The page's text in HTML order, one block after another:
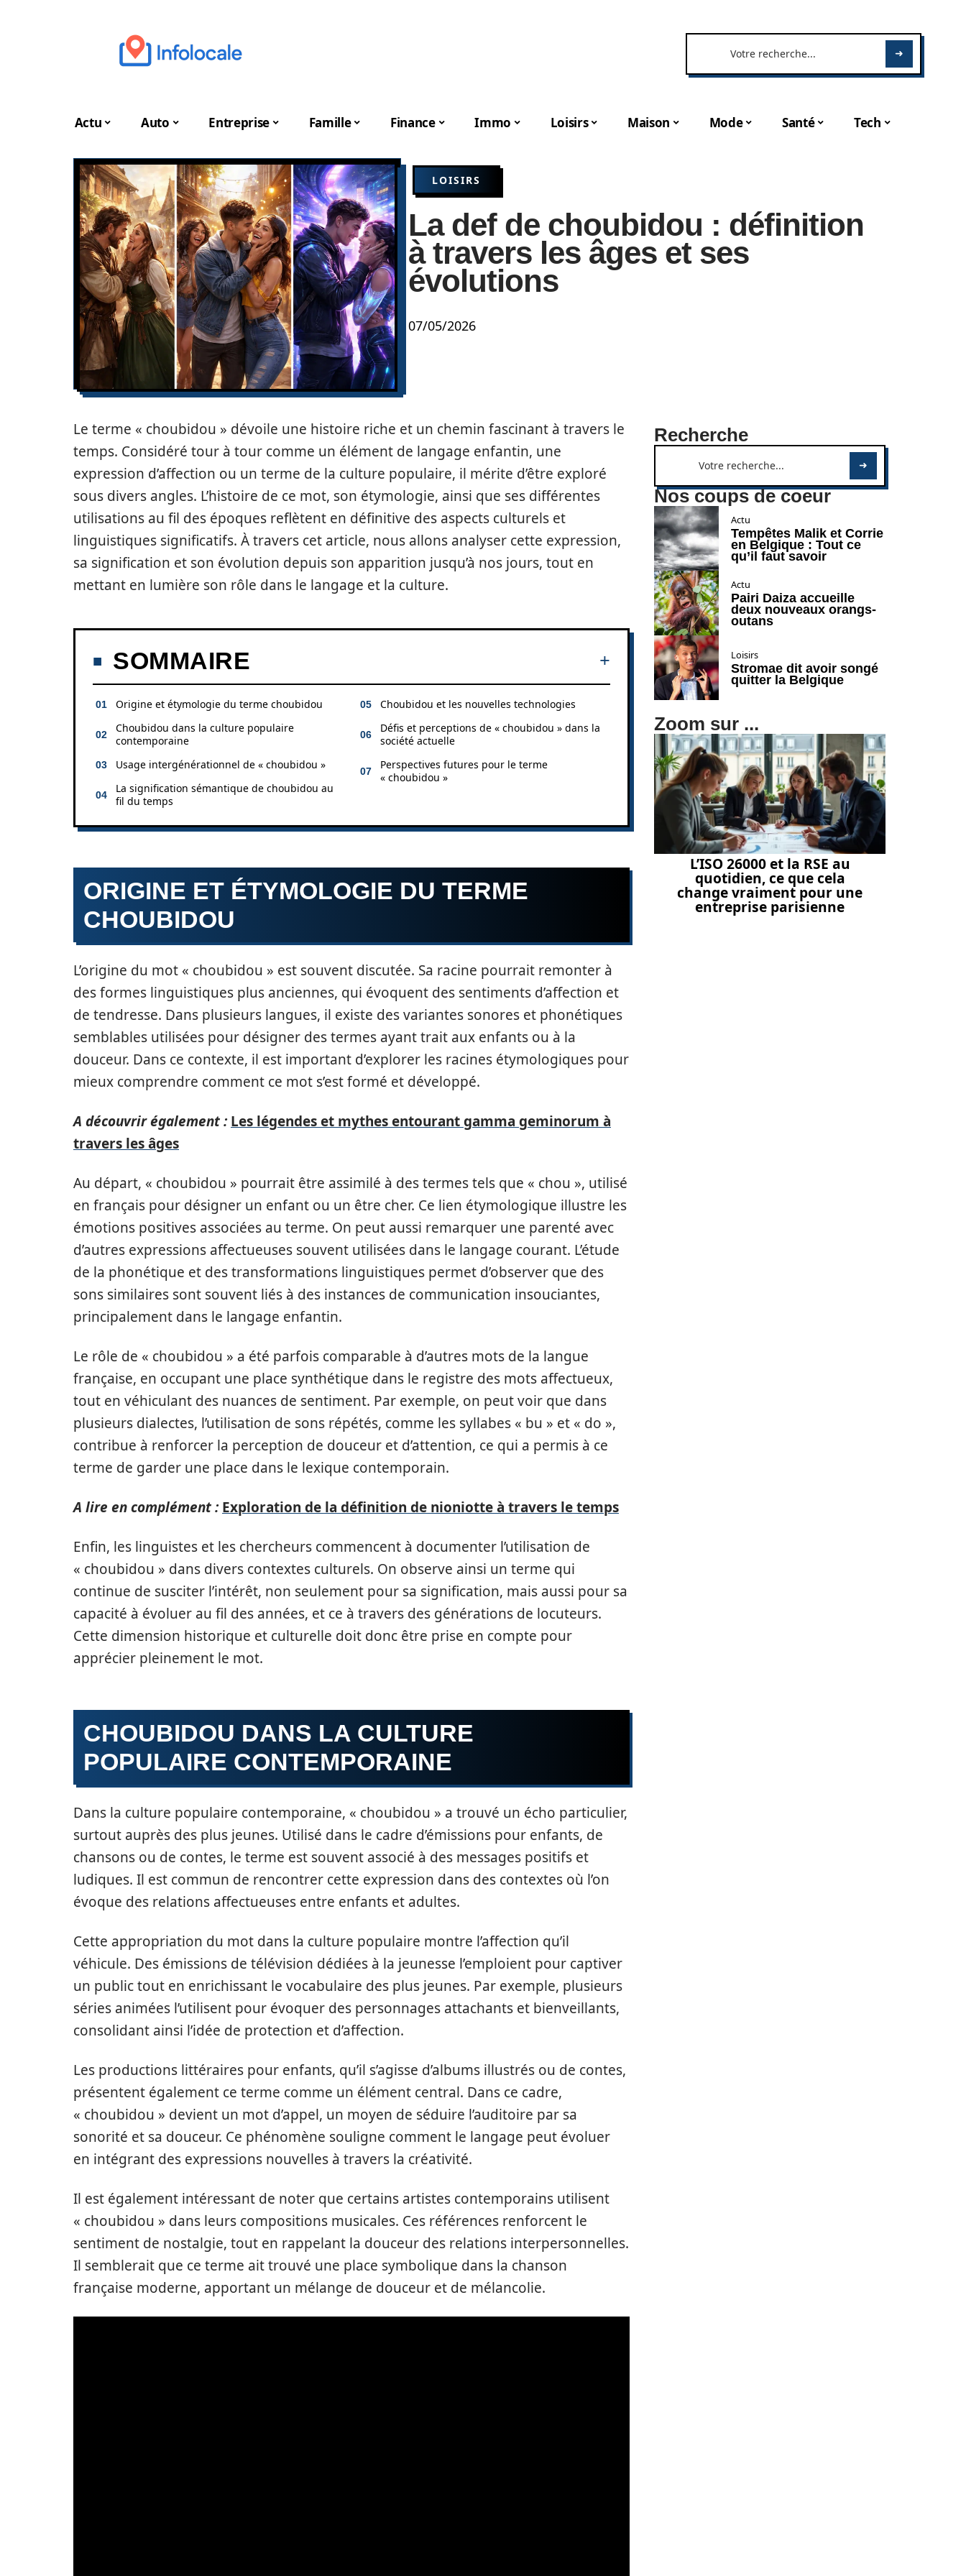
Actu Auto Entreprise Famille Finance Immo Loisirs Maison Mode Santé Tech
LOISIRS
La def de choubidou : définition
à travers les âges et ses
évolutions
07/05/2026
Le terme « choubidou » dévoile une histoire riche et un chemin fascinant à travers le
temps. Considéré tour à tour comme un élément de langage enfantin, une
expression d’affection ou un terme de la culture populaire, il mérite d’être exploré
sous divers angles. L’histoire de ce mot, son étymologie, ainsi que ses différentes
utilisations au fil des époques reflètent en définitive des aspects culturels et
linguistiques significatifs. À travers cet article, nous allons analyser cette expression,
sa signification et son évolution depuis son apparition jusqu’à nos jours, tout en
mettant en lumière son rôle dans le langage et la culture.
SOMMAIRE
Origine et étymologie du terme choubidou
Choubidou dans la culture populaire
contemporaine
Usage intergénérationnel de « choubidou »
La signification sémantique de choubidou au
fil du temps
Choubidou et les nouvelles technologies
Défis et perceptions de « choubidou » dans la
société actuelle
Perspectives futures pour le terme
« choubidou »
ORIGINE ET ÉTYMOLOGIE DU TERME
CHOUBIDOU
L’origine du mot « choubidou » est souvent discutée. Sa racine pourrait remonter à
des formes linguistiques plus anciennes, qui évoquent des sentiments d’affection et
de tendresse. Dans plusieurs langues, il existe des variantes sonores et phonétiques
semblables utilisées pour désigner des termes ayant trait aux enfants ou à la
douceur. Dans ce contexte, il est important d’explorer les racines étymologiques pour
mieux comprendre comment ce mot s’est formé et développé.
A découvrir également : Les légendes et mythes entourant gamma geminorum à
travers les âges
Au départ, « choubidou » pourrait être assimilé à des termes tels que « chou », utilisé
en français pour désigner un enfant ou un être cher. Ce lien étymologique illustre les
émotions positives associées au terme. On peut aussi remarquer une parenté avec
d’autres expressions affectueuses souvent utilisées dans le langage courant. L’étude
de la phonétique et des transformations linguistiques permet d’observer que des
sons similaires sont souvent liés à des instances de communication insouciantes,
principalement dans le langage enfantin.
Le rôle de « choubidou » a été parfois comparable à d’autres mots de la langue
française, en occupant une place synthétique dans le registre des mots affectueux,
tout en véhiculant des nuances de sentiment. Par exemple, on peut voir que dans
plusieurs dialectes, l’utilisation de sons répétés, comme les syllabes « bu » et « do »,
contribue à renforcer la perception de douceur et d’attention, ce qui a permis à ce
terme de garder une place dans le lexique contemporain.
A lire en complément : Exploration de la définition de nioniotte à travers le temps
Enfin, les linguistes et les chercheurs commencent à documenter l’utilisation de
« choubidou » dans divers contextes culturels. On observe ainsi un terme qui
continue de susciter l’intérêt, non seulement pour sa signification, mais aussi pour sa
capacité à évoluer au fil des années, et ce à travers des générations de locuteurs.
Cette dimension historique et culturelle doit donc être prise en compte pour
apprécier pleinement le mot.
CHOUBIDOU DANS LA CULTURE
POPULAIRE CONTEMPORAINE
Dans la culture populaire contemporaine, « choubidou » a trouvé un écho particulier,
surtout auprès des plus jeunes. Utilisé dans le cadre d’émissions pour enfants, de
chansons ou de contes, le terme est souvent associé à des messages positifs et
ludiques. Il est commun de rencontrer cette expression dans des contextes où l’on
évoque des relations affectueuses entre enfants et adultes.
Cette appropriation du mot dans la culture populaire montre l’affection qu’il
véhicule. Des émissions de télévision dédiées à la jeunesse l’emploient pour captiver
un public tout en enrichissant le vocabulaire des plus jeunes. Par exemple, plusieurs
séries animées l’utilisent pour évoquer des personnages attachants et bienveillants,
consolidant ainsi l’idée de protection et d’affection.
Les productions littéraires pour enfants, qu’il s’agisse d’albums illustrés ou de contes,
présentent également ce terme comme un élément central. Dans ce cadre,
« choubidou » devient un mot d’appel, un moyen de séduire l’auditoire par sa
sonorité et sa douceur. Ce phénomène souligne comment le langage peut évoluer
en intégrant des expressions nouvelles à travers la créativité.
Il est également intéressant de noter que certains artistes contemporains utilisent
« choubidou » dans leurs compositions musicales. Ces références renforcent le
sentiment de nostalgie, tout en rappelant la douceur des relations interpersonnelles.
Il semblerait que ce terme ait trouvé une place symbolique dans la chanson
française moderne, apportant un mélange de douceur et de mélancolie.
Recherche
Nos coups de coeur
Actu
Tempêtes Malik et Corrie
en Belgique : Tout ce
qu’il faut savoir
Actu
Pairi Daiza accueille
deux nouveaux orangs-
outans
Loisirs
Stromae dit avoir songé
quitter la Belgique
Zoom sur ...
L’ISO 26000 et la RSE au
quotidien, ce que cela
change vraiment pour une
entreprise parisienne